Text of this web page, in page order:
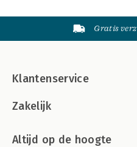
Gratis
Klantenservice
Zakelijk
Altijd op de hoogte